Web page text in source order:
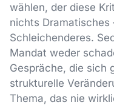
wählen, der diese
nichts
Schleichenderes.
Mandat weder
Gespräche, die sich
strukturelle
Thema, das nie